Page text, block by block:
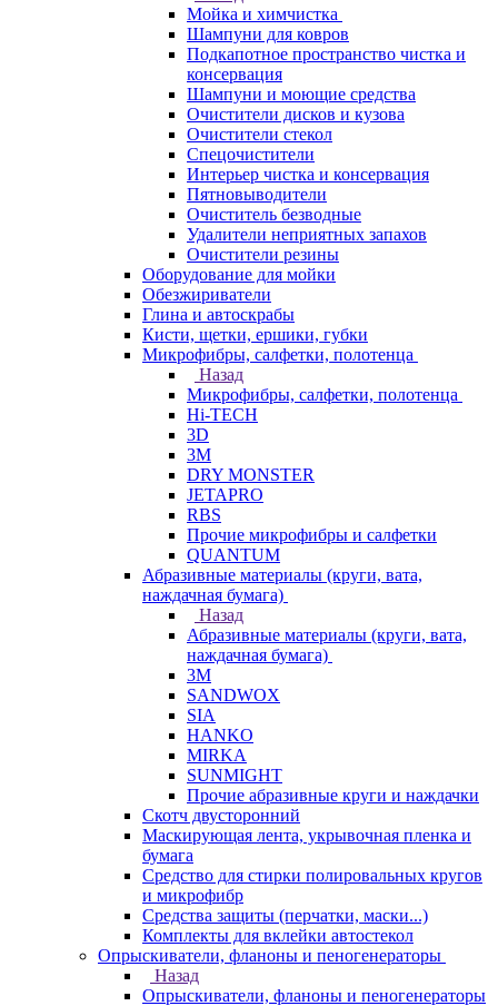
Мойка и химчистка
Шампуни для ковров
Подкапотное пространство чистка и
консервация
Шампуни и моющие средства
Очистители дисков и кузова
Очистители стекол
Спецочистители
Интерьер чистка и консервация
Пятновыводители
Очиститель безводные
Удалители неприятных запахов
Очистители резины
Оборудование для мойки
Обезжириватели
Глина и автоскрабы
Кисти, щетки, ершики, губки
Микрофибры, салфетки, полотенца
Назад
Микрофибры, салфетки, полотенца
Hi-TECH
3D
3М
DRY MONSTER
JETAPRO
RBS
Прочие микрофибры и салфетки
QUANTUM
Абразивные материалы (круги, вата,
наждачная бумага)
Назад
Абразивные материалы (круги, вата,
наждачная бумага)
3М
SANDWOX
SIA
HANKO
MIRKA
SUNMIGHT
Прочие абразивные круги и наждачки
Скотч двусторонний
Маскирующая лента, укрывочная пленка и
бумага
Средство для стирки полировальных кругов
и микрофибр
Средства защиты (перчатки, маски...)
Комплекты для вклейки автостекол
Опрыскиватели, фланоны и пеногенераторы
Назад
Опрыскиватели, фланоны и пеногенераторы